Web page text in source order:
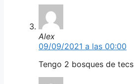
Alex
09/09/2021 a las 00:00
Tengo 2 bosques de tecs